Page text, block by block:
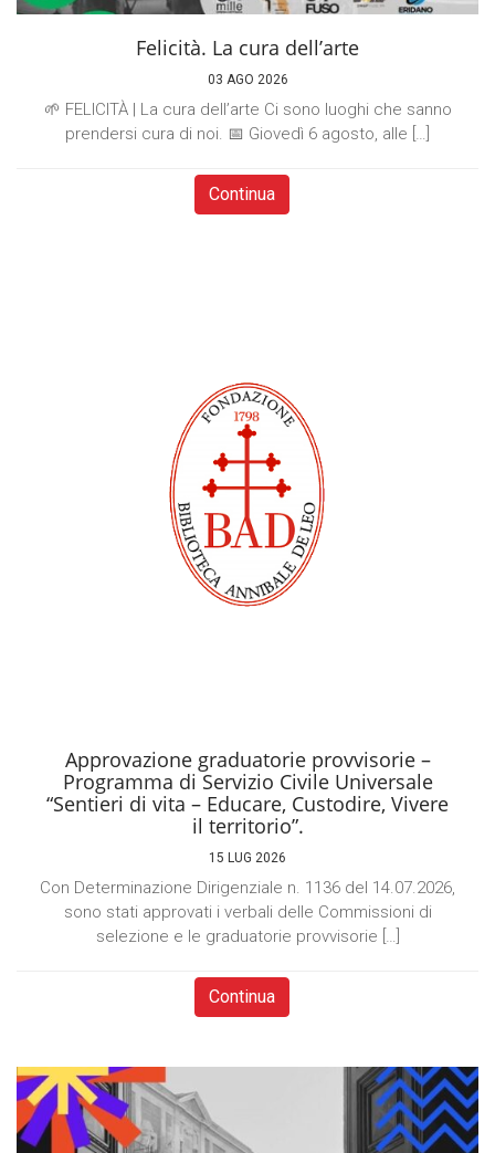
Felicità. La cura dell’arte
03 AGO 2026
🌱 FELICITÀ | La cura dell’arte Ci sono luoghi che sanno
prendersi cura di noi. 📅 Giovedì 6 agosto, alle […]
Continua
Approvazione graduatorie provvisorie –
Programma di Servizio Civile Universale
“Sentieri di vita – Educare, Custodire, Vivere
il territorio”.
15 LUG 2026
Con Determinazione Dirigenziale n. 1136 del 14.07.2026,
sono stati approvati i verbali delle Commissioni di
selezione e le graduatorie provvisorie […]
Continua